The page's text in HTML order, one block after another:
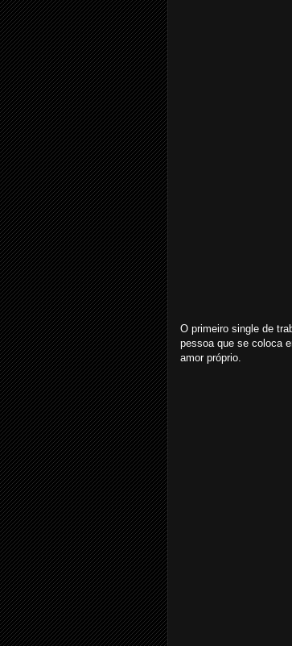
O primeiro single de
pessoa que se coloca
amor próprio.